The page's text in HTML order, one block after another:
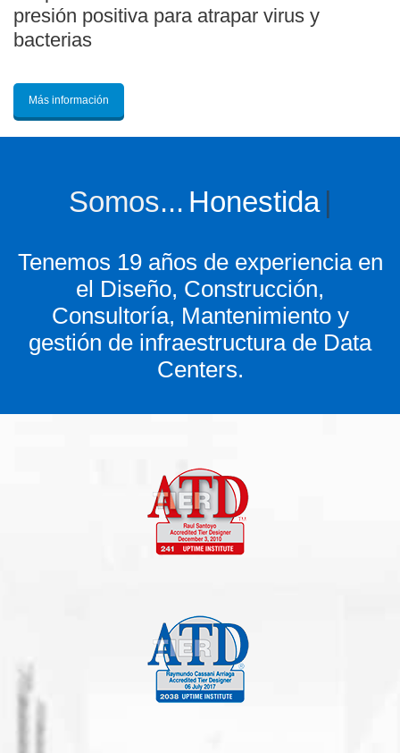
presión positiva para atrapar virus y
bacterias
Más información
Somos... Innovación |
Tenemos 19 años de experiencia en
el Diseño, Construcción,
Consultoría, Mantenimiento y
gestión de infraestructura de Data
Centers.